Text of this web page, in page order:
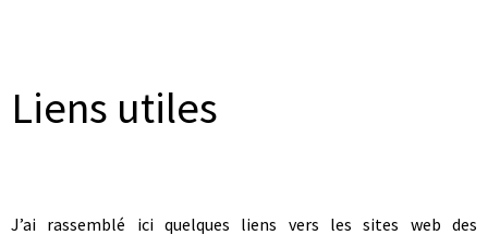
Liens utiles
J’ai rassemblé ici quelques liens vers les sites web des